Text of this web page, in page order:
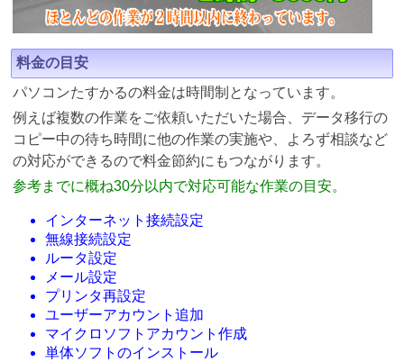
料金の目安
パソコンたすかるの料金は時間制となっています。
例えば複数の作業をご依頼いただいた場合、データ移行の
コピー中の待ち時間に他の作業の実施や、よろず相談など
の対応ができるので料金節約にもつながります。
参考までに概ね30分以内で対応可能な作業の目安。
インターネット接続設定
無線接続設定
ルータ設定
メール設定
プリンタ再設定
ユーザーアカウント追加
マイクロソフトアカウント作成
単体ソフトのインストール